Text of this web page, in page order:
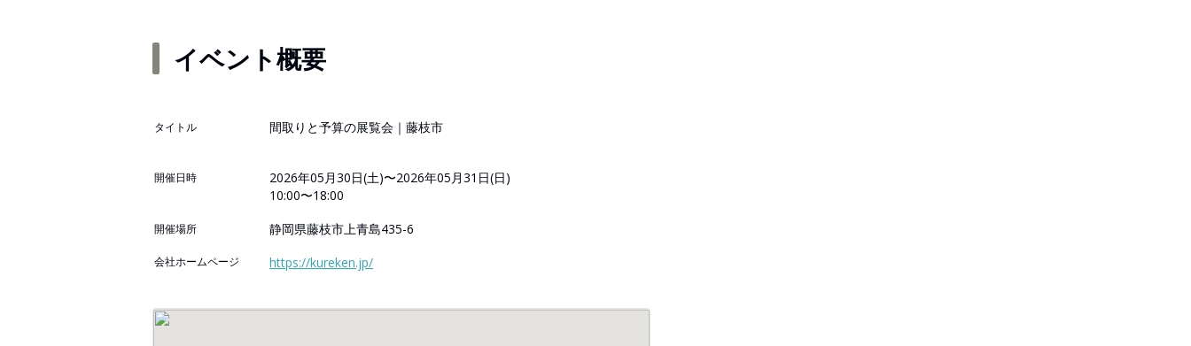
イベント概要
タイトル 間取りと予算の展覧会｜藤枝市
開催日時
2026年05月30日(土)〜2026年05月31日(日)
10:00〜18:00
開催場所 静岡県藤枝市上青島435-6
会社ホームページ https://kureken.jp/